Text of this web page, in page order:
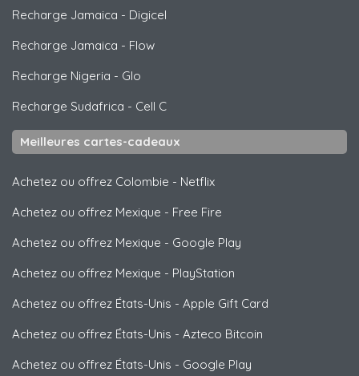
Recharge Jamaica - Digicel
Recharge Jamaica - Flow
Recharge Nigeria - Glo
Recharge Sudafrica - Cell C
Meilleures cartes-cadeaux
Achetez ou offrez Colombie - Netflix
Achetez ou offrez Mexique - Free Fire
Achetez ou offrez Mexique - Google Play
Achetez ou offrez Mexique - PlayStation
Achetez ou offrez États-Unis - Apple Gift Card
Achetez ou offrez États-Unis - Azteco Bitcoin
Achetez ou offrez États-Unis - Google Play